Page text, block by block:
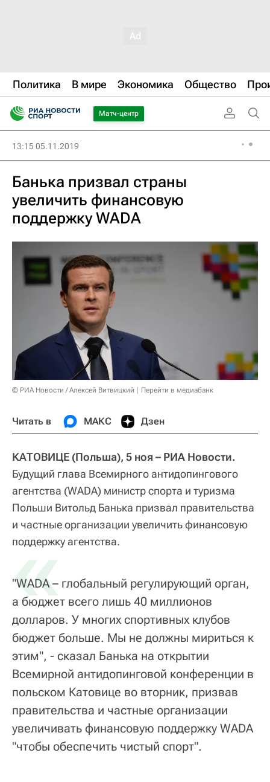
Политика В мире Экономика Общество
Матч-центр
13:15 05.11.2019
Банька призвал страны
увеличить финансовую
поддержку WADA
© РИА Новости / Алексей Витвицкий Перейти в медиабанк
Читать в МАКС Дзен
КАТОВИЦЕ (Польша), 5 ноя – РИА Новости.
Будущий глава Всемирного антидопингового
агентства (WADA) министр спорта и туризма
Польши Витольд Банька призвал правительства
и частные организации увеличить финансовую
поддержку агентства.
«
"WADA – глобальный регулирующий орган,
а бюджет всего лишь 40 миллионов
долларов. У многих спортивных клубов
бюджет больше. Мы не должны мириться к
этим", - сказал Банька на открытии
Всемирной антидопинговой конференции в
польском Катовице во вторник, призвав
правительства и частные организации
увеличивать финансовую поддержку WADA
"чтобы обеспечить чистый спорт".